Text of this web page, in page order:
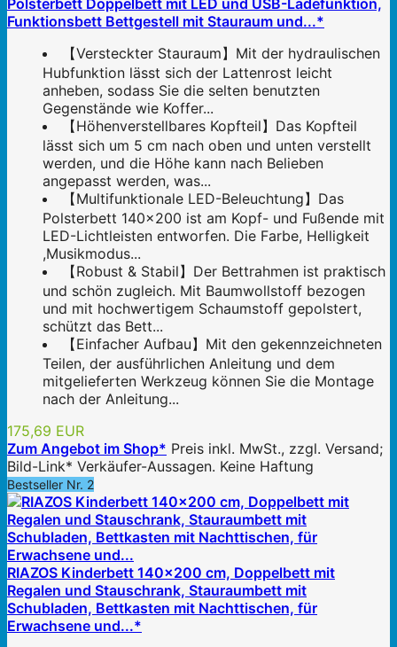
Funktionsbett Bettgestell mit Stauraum und...*
【Versteckter Stauraum】Mit der hydraulischen
Hubfunktion lässt sich der Lattenrost leicht
anheben, sodass Sie die selten benutzten
Gegenstände wie Koffer...
【Höhenverstellbares Kopfteil】Das Kopfteil
lässt sich um 5 cm nach oben und unten verstellt
werden, und die Höhe kann nach Belieben
angepasst werden, was...
【Multifunktionale LED-Beleuchtung】Das
Polsterbett 140x200 ist am Kopf- und Fußende mit
LED-Lichtleisten entworfen. Die Farbe, Helligkeit
,Musikmodus...
【Robust & Stabil】Der Bettrahmen ist praktisch
und schön zugleich. Mit Baumwollstoff bezogen
und mit hochwertigem Schaumstoff gepolstert,
schützt das Bett...
【Einfacher Aufbau】Mit den gekennzeichneten
Teilen, der ausführlichen Anleitung und dem
mitgelieferten Werkzeug können Sie die Montage
nach der Anleitung...
175,69 EUR
Zum Angebot im Shop* Preis inkl. MwSt., zzgl. Versand;
Bild-Link* Verkäufer-Aussagen. Keine Haftung
Bestseller Nr. 2
RIAZOS Kinderbett 140x200 cm, Doppelbett mit
Regalen und Stauschrank, Stauraumbett mit
Schubladen, Bettkasten mit Nachttischen, für
Erwachsene und...*